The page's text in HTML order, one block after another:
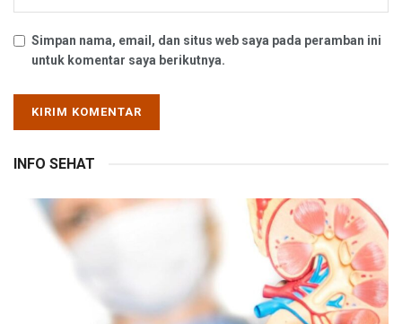
Simpan nama, email, dan situs web saya pada peramban ini
untuk komentar saya berikutnya.
INFO SEHAT